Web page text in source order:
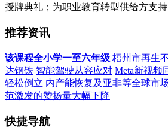
授牌典礼；为职业教育转型供给方支持
推荐资讯
该课程全小学一至六年级 梧州市再生
达钢铁 智能驾驶从容应对 Meta新视频
轻松倒立 内产能恢复及亚非等全球市
范激发的赞扬量大幅下降
快捷导航